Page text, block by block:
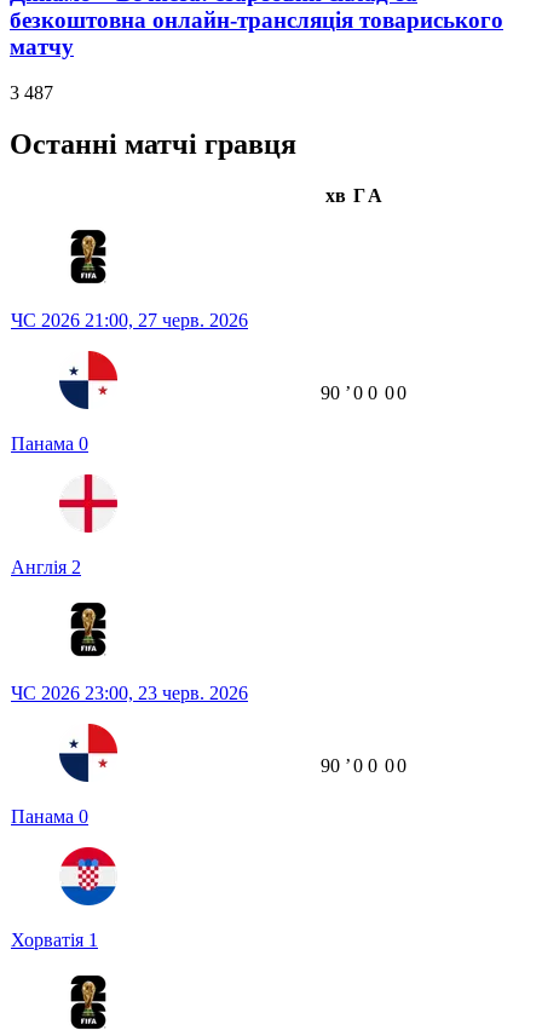
безкоштовна онлайн-трансляція товариського
матчу
3 487
Останні матчі гравця
хв ГА
ЧС 2026 21:00, 27 черв. 2026
Панама 0
Англія 2
90 ʼ0 0 00
ЧС 2026 23:00, 23 черв. 2026
Панама 0
Хорватія 1
90 ʼ0 0 00